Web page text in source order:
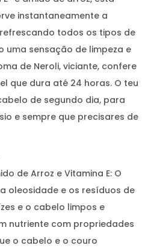
instantaneamente a
todos os tipos de
uma sensação de limpeza e
de Neroli, viciante, confere
que dura até 24 horas. O teu
de segundo dia, para
e sempre que precisares de
de Arroz e Vitamina E: O
oleosidade e os resíduos de
e o cabelo limpos e
nutriente com propriedades
o cabelo e o couro